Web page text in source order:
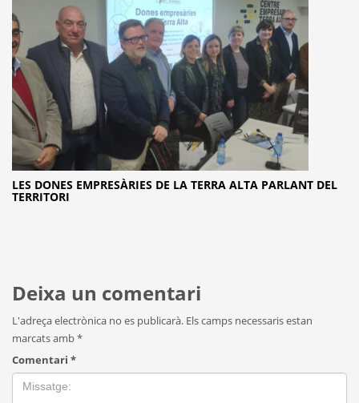
LES DONES EMPRESÀRIES DE LA TERRA ALTA PARLANT DEL
TERRITORI
Deixa un comentari
L'adreça electrònica no es publicarà. Els camps necessaris estan
marcats amb*
Comentari *